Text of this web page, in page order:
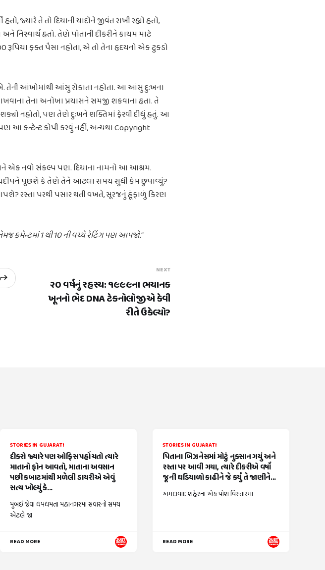
જ્યારે તે તો દિયાની યાદોને જીવંત રાખી રહ્યો હતો,
નિસ્વાર્થ હતો. તેણે પોતાની દીકરીને કાયમ માટે
ફક્ત પૈસા નહોતા, એ તો તેના હૃદયનો એક ટુકડો
તેની આંખોમાંથી આંસુ રોકાતા નહોતા. આ આંસુ દુઃખના
તેના અનોખા પ્રયાસને સમજી શકવાના હતા. તે
નહોતો, પણ તેણે દુઃખને શક્તિમાં ફેરવી દીધું હતું. આ
આ કન્ટેન્ટ કોપી કરવું નહીં, અન્યથા Copyright
એક નવો સંકલ્પ પણ. દિયાના નામનો આ આશ્રમ.
પૂછશે કે તેણે તેને આટલા સમય સુધી કેમ છુપાવ્યું?
રસ્તા પરથી પસાર થતી વખતે, સૂરજનું હૂંફાળું કિરણ
કમેન્ટમાં 1 થી 10 ની વચ્ચે રેટિંગ પણ આપજો."
NEXT
૨૦ વર્ષનું રહસ્ય: ૧૯૯૯ના ભયાનક
ખૂનનો ભેદ DNA ટેકનોલોજીએ કેવી
રીતે ઉકેલ્યો?
STORIES IN GUJARATI
દીકરો જ્યારે પણ ઓફિસ પહોંચતો ત્યારે
માતાનો ફોન આવતો, માતાના અવસાન
પછી કબાટમાંથી મળેલી ડાયરીએ એવું
સત્ય ખોલ્યું કે...
મુંબઈ જેવા ધમધમતા મહાનગરમાં સવારનો સમય
એટલે જા
READ MORE
STORIES IN GUJARATI
પિતાના બિઝનેસમાં મોટું નુકસાન ગયું અને
રસ્તા પર આવી ગયા, ત્યારે દીકરીએ વર્ષો
જૂની ઘડિયાળો કાઢીને જે કર્યું તે જાણીને...
અમદાવાદ શહેરના એક પોશ વિસ્તારમા
READ MORE